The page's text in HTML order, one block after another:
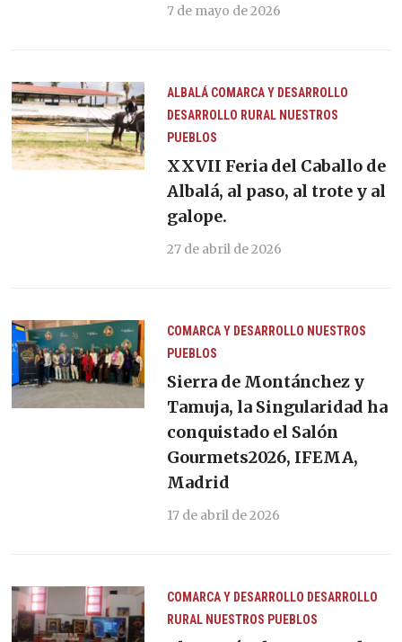
7 de mayo de 2026
ALBALÁ COMARCA Y DESARROLLO
DESARROLLO RURAL NUESTROS
PUEBLOS
XXVII Feria del Caballo de
Albalá, al paso, al trote y al
galope.
27 de abril de 2026
COMARCA Y DESARROLLO NUESTROS
PUEBLOS
Sierra de Montánchez y
Tamuja, la Singularidad ha
conquistado el Salón
Gourmets2026, IFEMA,
Madrid
17 de abril de 2026
COMARCA Y DESARROLLO DESARROLLO
RURAL NUESTROS PUEBLOS